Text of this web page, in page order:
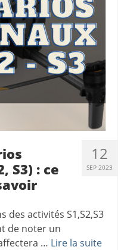
12
SEP 2023
S3) : ce
des activités S1,S2,S3
de noter un
… Lire la suite